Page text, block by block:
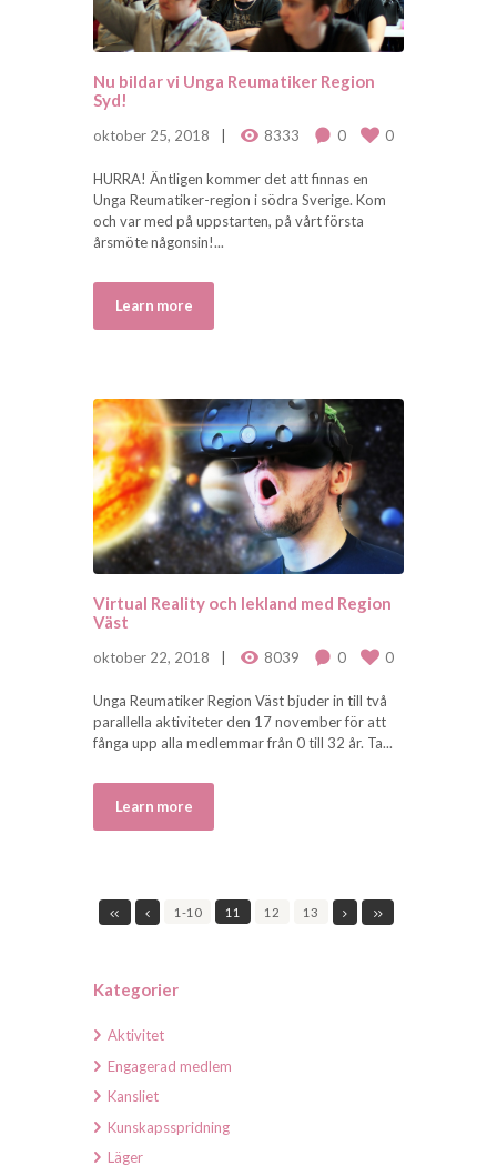
Nu bildar vi Unga Reumatiker Region
Syd!
oktober 25, 2018 8333 0 0
HURRA! Äntligen kommer det att finnas en
Unga Reumatiker-region i södra Sverige. Kom
och var med på uppstarten, på vårt första
årsmöte någonsin!...
Learn more
Virtual Reality och lekland med Region
Väst
oktober 22, 2018 8039 0 0
Unga Reumatiker Region Väst bjuder in till två
parallella aktiviteter den 17 november för att
fånga upp alla medlemmar från 0 till 32 år. Ta...
Learn more
1-10 11 12 13
Kategorier
Aktivitet
Engagerad medlem
Kansliet
Kunskapsspridning
Läger